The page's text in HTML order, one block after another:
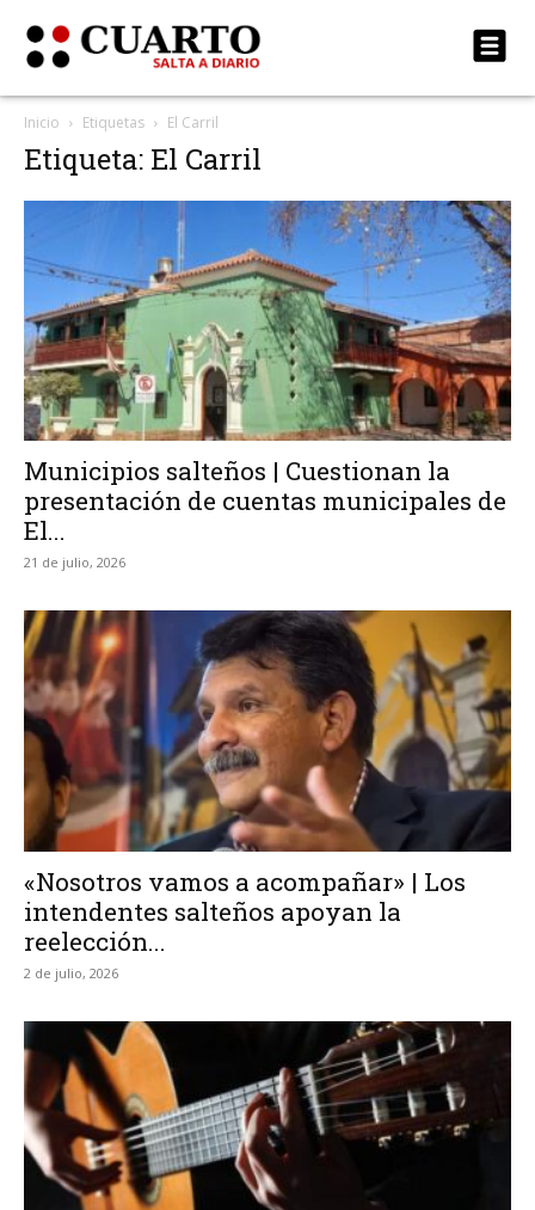
Inicio Etiquetas El Carril
Etiqueta: El Carril
Municipios salteños | Cuestionan la
presentación de cuentas municipales de
El...
21 de julio, 2026
«Nosotros vamos a acompañar» | Los
intendentes salteños apoyan la
reelección...
2 de julio, 2026